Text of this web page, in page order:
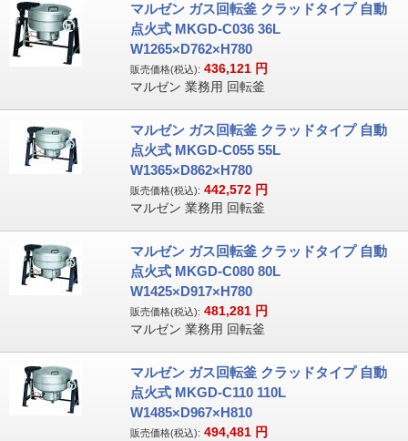
マルゼン ガス回転釜 クラッドタイプ 自動
点火式 MKGD-C036 36L
W1265×D762×H780
販売価格(税込): 436,121 円
マルゼン 業務用 回転釜
マルゼン ガス回転釜 クラッドタイプ 自動
点火式 MKGD-C055 55L
W1365×D862×H780
販売価格(税込): 442,572 円
マルゼン 業務用 回転釜
マルゼン ガス回転釜 クラッドタイプ 自動
点火式 MKGD-C080 80L
W1425×D917×H780
販売価格(税込): 481,281 円
マルゼン 業務用 回転釜
マルゼン ガス回転釜 クラッドタイプ 自動
点火式 MKGD-C110 110L
W1485×D967×H810
販売価格(税込): 494,481 円